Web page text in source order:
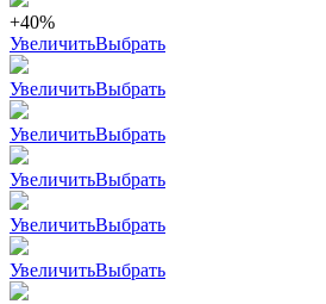
+40%
УвеличитьВыбрать
УвеличитьВыбрать
УвеличитьВыбрать
УвеличитьВыбрать
УвеличитьВыбрать
УвеличитьВыбрать